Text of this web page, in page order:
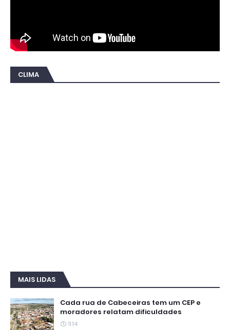
CLIMA
MAIS LIDAS
Cada rua de Cabeceiras tem um CEP e
moradores relatam dificuldades
11:14